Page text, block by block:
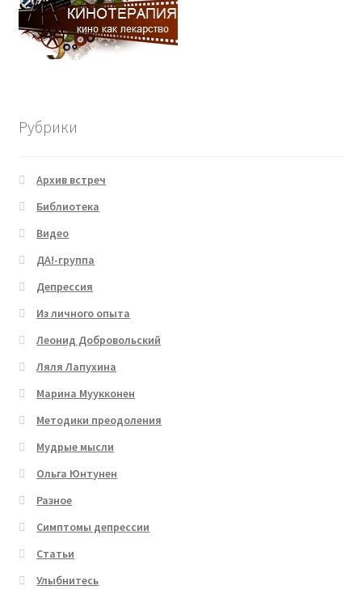
Рубрики
Архив встреч
Библиотека
Видео
ДА!-группа
Депрессия
Из личного опыта
Леонид Добровольский
Ляля Лапухина
Марина Муукконен
Методики преодоления
Мудрые мысли
Ольга Юнтунен
Разное
Симптомы депрессии
Статьи
Улыбнитесь